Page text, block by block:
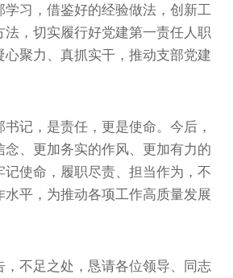
学习，借鉴好的经验做法，创新工
法，切实履行好党建第一责任人职
心聚力、真抓实干，推动支部党建
记，是责任，更是使命。今后，
念、更加务实的作风、更加有力的
记使命，履职尽责、担当作为，不
水平，为推动各项工作高质量发展
，不足之处，恳请各位领导、同志